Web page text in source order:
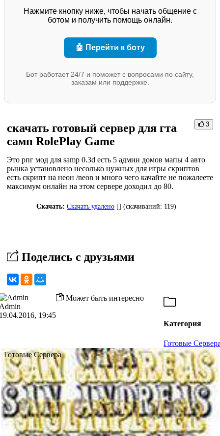
Нажмите кнопку ниже, чтобы начать общение с
ботом и получить помощь онлайн.
🤖 Перейти к боту
Бот работает 24/7 и поможет с вопросами по сайту,
заказам или поддержке.
3
скачать готовый сервер для гта
самп RolePlay Game
Это рпг мод для samp 0.3d есть 5 админ домов мапы 4 авто
рынка установлено несолько нужных для игры скриптов
есть скрипт на неон /neon и много чего качайте не пожалеете
максимум онлайн на этом сервере доходил до 80.
Скачать: Скачать удалено [] (cкачиваний: 119)
Поделись с друзьями
19:45
Категория
Готовые
Может быть интересно
Готовые Сервера